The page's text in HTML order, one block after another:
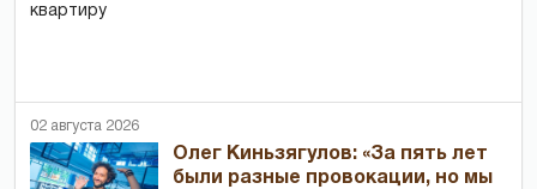
квартиру
02 августа 2026
Олег Киньзягулов: «За пять лет
были разные провокации, но мы